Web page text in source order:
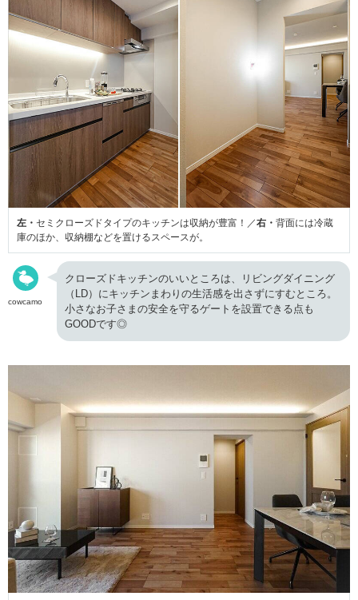
左・ セミクローズドタイプのキッチンは収納が豊富！／右・ 背面には冷蔵
庫のほか、収納棚などを置けるスペースが。
cowcamo
クローズドキッチンのいいところは、リビングダイニング
（LD）にキッチンまわりの生活感を出さずにすむところ。
小さなお子さまの安全を守るゲートを設置できる点も
GOODです◎